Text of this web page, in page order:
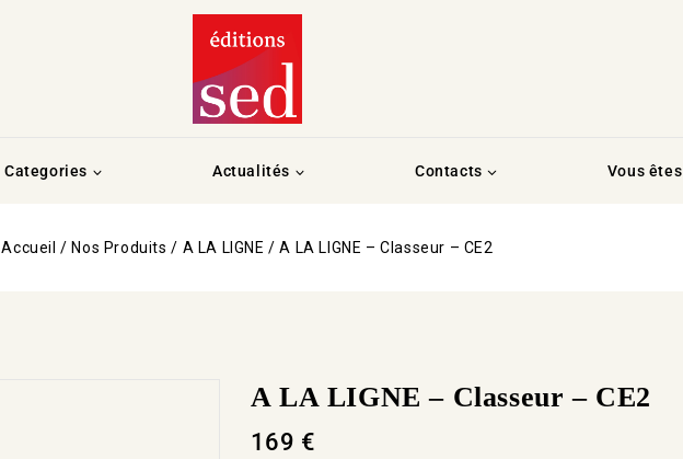
Categories Actualités Contacts Vous êtes
Accueil / Nos Produits / A LA LIGNE / A LA LIGNE – Classeur – CE2
A LA LIGNE – Classeur – CE2
169 €